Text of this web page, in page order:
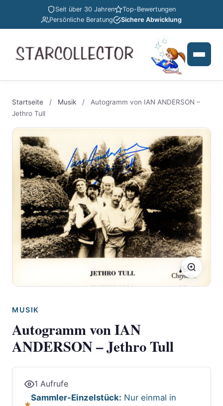
Seit über 30 Jahren
Top-Bewertungen
Persönliche Beratung
Sichere Abwicklung
Startseite / Musik /
Autogramm von IAN ANDERSON –
Jethro Tull
MUSIK
Autogramm von IAN
ANDERSON – Jethro Tull
1 Aufrufe
Sammler-Einzelstück: Nur einmal in